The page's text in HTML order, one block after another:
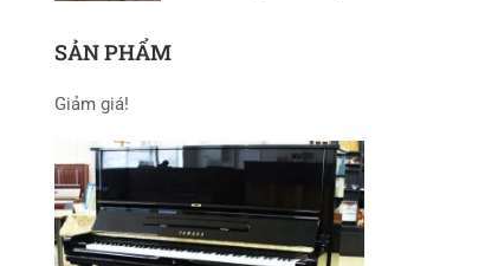
SẢN PHẨM
Giảm giá!